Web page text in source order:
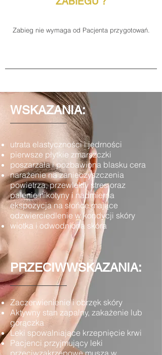
Zabieg nie wymaga od Pacjenta przygotowań.
WSKAZANIA:
utrata elastyczności i jędrności
pierwsze płytkie zmarszczki
poszarzała i pozbawiona blasku cera
narażenie na zanieczyszczenia
powietrza, przewlekły stres oraz
palenie nikotyny i nadmierna
ekspozycja na słońce mające
odzwierciedlenie w kondycji skóry
wiotka i odwodniona skóra
PRZECIWWSKAZANIA:
Zaczerwienienie i obrzęk skóry
Aktywny stan zapalny, zakażenie lub
gorączka
Leki spowalniające krzepnięcie krwi
Pacjenci przyjmujący leki